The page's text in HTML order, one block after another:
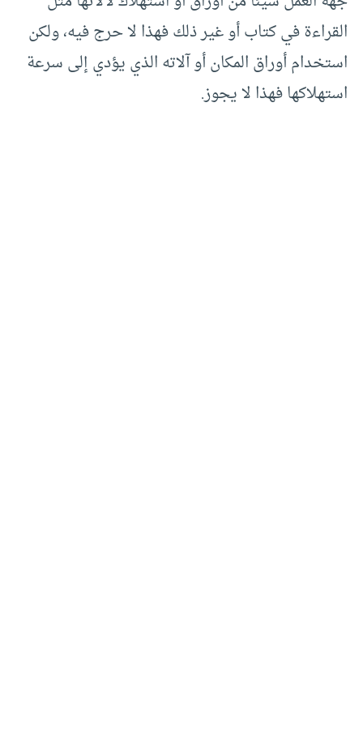
القراءة في كتاب أو غير ذلك فهذا لا حرج فيه، ولكن
استخدام أوراق المكان أو آلاته الذي يؤدي إلى سرعة
استهلاكها فهذا لا يجوز.